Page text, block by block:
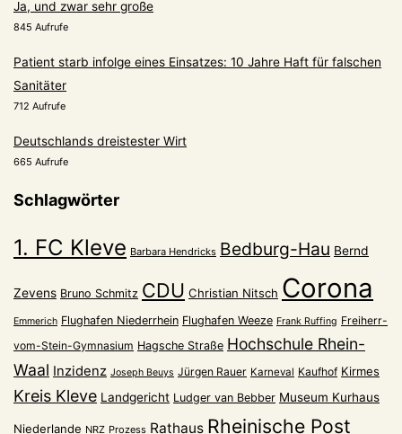
Ja, und zwar sehr große
845 Aufrufe
Patient starb infolge eines Einsatzes: 10 Jahre Haft für falschen
Sanitäter
712 Aufrufe
Deutschlands dreistester Wirt
665 Aufrufe
Schlagwörter
1. FC Kleve Barbara Hendricks Bedburg-Hau Bernd
Zevens Bruno Schmitz CDU Christian Nitsch Corona
Emmerich Flughafen Niederrhein Flughafen Weeze Frank Ruffing Freiherr-
vom-Stein-Gymnasium Hagsche Straße Hochschule Rhein-
Waal Inzidenz Joseph Beuys Jürgen Rauer Karneval Kaufhof Kirmes
Kreis Kleve Landgericht Ludger van Bebber Museum Kurhaus
Niederlande NRZ Prozess Rathaus Rheinische Post